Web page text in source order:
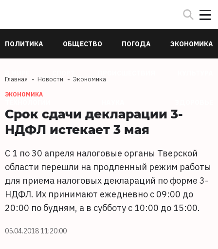
ПОЛИТИКА ОБЩЕСТВО ПОГОДА ЭКОНОМИКА
Главная Новости Экономика
ЭКОНОМИКА
Срок сдачи декларации 3-
НДФЛ истекает 3 мая
С 1 по 30 апреля налоговые органы Тверской
области перешли на продленный режим работы
для приема налоговых деклараций по форме 3-
НДФЛ. Их принимают ежедневно с 09:00 до
20:00 по будням, а в субботу с 10:00 до 15:00.
05.04.2018 11:20:00